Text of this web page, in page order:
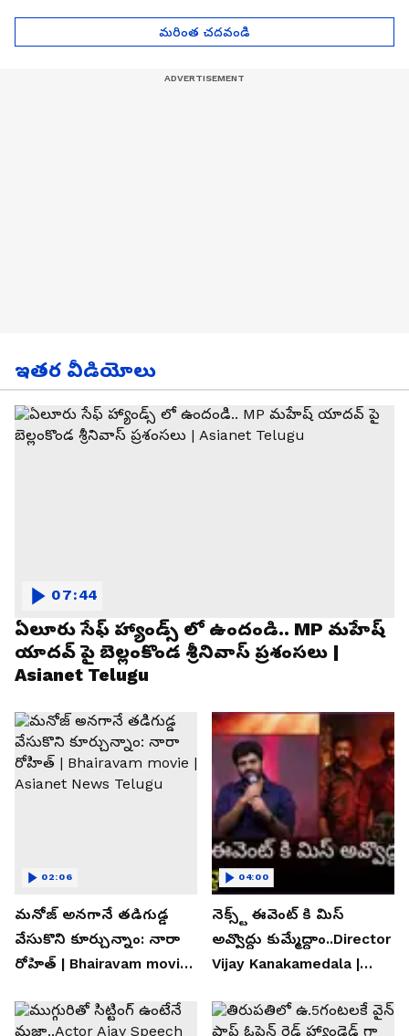
News Telugu
మరింత చదవండి
ఇతర వీడియోలు
ఏలూరు సేఫ్ హ్యాండ్స్ లో ఉందండి.. MP మహేష్
యాదవ్ పై బెల్లంకొండ శ్రీనివాస్ ప్రశంసలు |
Asianet Telugu
07:44
మనోజ్ అనగానే తడిగుడ్డ
వేసుకొని కూర్చున్నాం: నారా
రోహిత్ | Bhairavam movie |
02:06
నెక్స్ట్ ఈవెంట్ కి మిస్
అవ్వొద్దు కుమ్మేద్దాం..Director
Vijay Kanakamedala |
04:00